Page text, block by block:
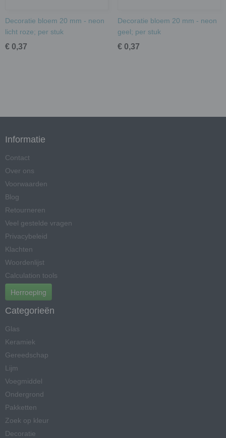
Decoratie bloem 20 mm - neon
licht roze; per stuk
€ 0,37
Decoratie bloem 20 mm - neon
geel; per stuk
€ 0,37
Informatie
Contact
Over ons
Voorwaarden
Blog
Retourneren
Veel gestelde vragen
Privacybeleid
Klachten
Woordenlijst
Calculation tools
Herroeping
Categorieën
Glas
Keramiek
Gereedschap
Lijm
Voegmiddel
Ondergrond
Pakketten
Zoek op kleur
Decoratie